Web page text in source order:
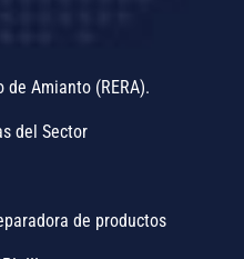
de Amianto (RERA).
del Sector
de productos